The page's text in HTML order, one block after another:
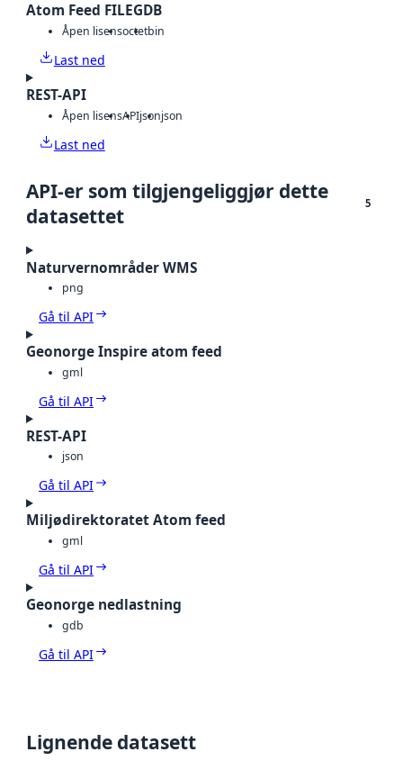
Atom Feed FILEGDB
Åpen lisensoctetbin
Last ned
REST-API
Åpen lisensAPIjsonjson
Last ned
API-er som tilgjengeliggjør dette
datasettet
5
Naturvernområder WMS
png
Gå til API
Geonorge Inspire atom feed
gml
Gå til API
REST-API
json
Gå til API
Miljødirektoratet Atom feed
gml
Gå til API
Geonorge nedlastning
gdb
Gå til API
Lignende datasett